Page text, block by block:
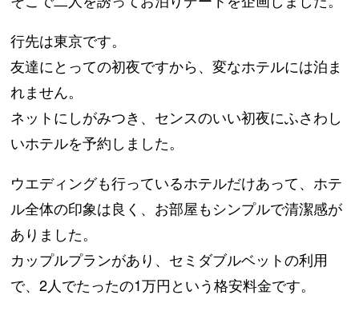
行先は東京です。
友達にとっての初夜ですから、変なホテルには泊ま
れません。
ネットにしがみつき、センスのいい初夜にふさわし
いホテルを予約しました。
ウエディングも行っているホテルだけあって、ホテ
ル全体の印象は良く、お部屋もシンプルで清潔感が
ありました。
カップルプランがあり、セミダブルベットの利用
で、2人でたったの1万円という格安料金です。